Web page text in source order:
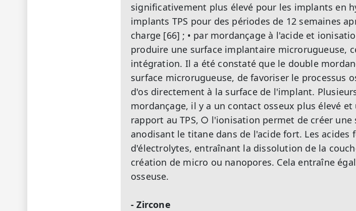
significativement plus élevé pour les implants en
implants TPS pour des périodes de 12 semaines
charge [66] ; • par mordançage à l'acide et
produire une surface implantaire microrugueuse,
intégration. Il a été constaté que le double
surface microrugueuse, de favoriser le processus
d'os directement à la surface de l'implant.
mordançage, il y a un contact osseux plus élevé
rapport au TPS, ○ l'ionisation permet de créer une
anodisant le titane dans de l'acide fort. Les
d'électrolytes, entraînant la dissolution de la
création de micro ou nanopores. Cela entraîne
osseuse.
- Zircone